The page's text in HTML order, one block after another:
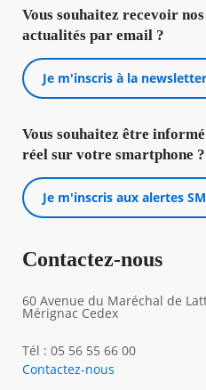
Vous souhaitez recevoir nos
actualités par email ?
Je m'inscris à la newsletter
Vous souhaitez être
réel sur votre smartphone ?
Je m'inscris aux alertes
Contactez-nous
60 Avenue du Maréchal de
Mérignac Cedex
Tél : 05 56 55 66 00
Contactez-nous